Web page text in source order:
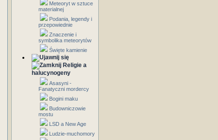
Meteoryt w sztuce
materialnej
Podania, legendy i
przepowiednie
Znaczenie i
symbolika meteorytów
Święte kamienie
Religie a
halucynogeny
Asasyni -
Fanatyczni mordercy
Bogini maku
Budowniczowie
mostu
LSD a New Age
Ludzie-muchomory